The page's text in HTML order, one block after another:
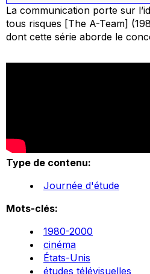
La communication porte sur
tous risques [The A-Team]
dont cette série aborde le
Type de contenu:
Journée d'étude
Mots-clés:
1980-2000
cinéma
États-Unis
études télévisuelles